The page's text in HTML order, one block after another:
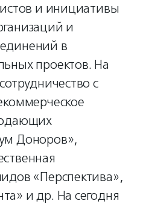
и инициативы
и
в
проектов. На
с
Доноров»,
«Перспектива»,
и др. На сегодня